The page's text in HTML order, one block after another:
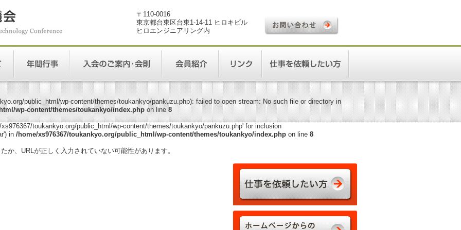
〒110-0016
東京都台東区台東1-14-11 ヒロキビル
ヒロエンジニアリング内
public_html/wp-content/themes/toukankyo/pankuzu.php): failed to open stream: No such file or directory in
wp-content/themes/toukankyo/index.phpon line8
toukankyo.org/public_html/wp-content/themes/toukankyo/pankuzu.php' for inclusion
in /home/xs976367/toukankyo.org/public_html/wp-content/themes/toukankyo/index.phpon line 8
か、URLが正しく入力されていない可能性があります。